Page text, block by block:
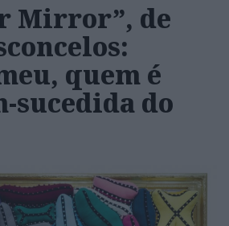
Mirror”, de
quem é
sucedida do